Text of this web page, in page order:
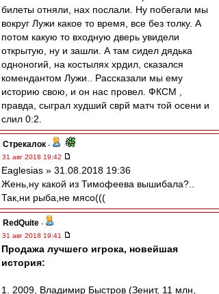
билеты отняли, нах послали. Ну побегали мы
вокруг Лужи какое то время, все без толку. А
потом какую то входную дверь увидели
открытую, ну и зашли. А там сидел дядька
одноногий, на костылях хрдил, сказался
комендантом Лужи.. Рассказали мы ему
историю свою, и он нас провел. ФКСМ ,
правда, сыграл худший сврй матч той осени и
слил 0:2.
Стрекалок -
31 авг 2018 19:42
Eaglesias » 31.08.2018 19:36
Жень,ну какой из Тимофеева вышибала?..
Так,ни рыба,не мясо(((
RedQuite -
31 авг 2018 19:41
Продажа лучшего игрока, новейшая
история:
1. 2009, Владимир Быстров (Зенит, 11 млн,